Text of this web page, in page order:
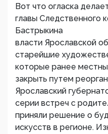
Вот что огласка
главы Следственного
Бастрыкина
власти Ярославской
старейшие
которые ранее
закрыть путем
Ярославский
серии встреч с
приняли решение о
искусств в регионе.